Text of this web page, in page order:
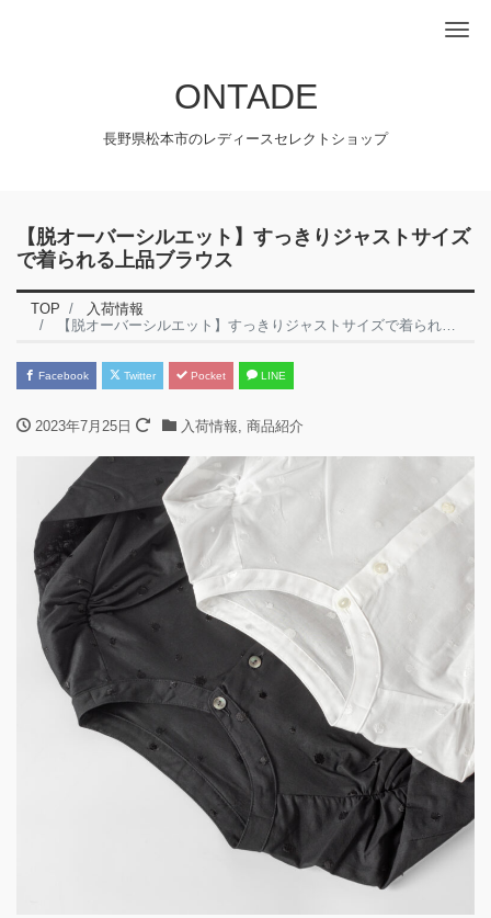
ONTADE
長野県松本市のレディースセレクトショップ
【脱オーバーシルエット】すっきりジャストサイズ
で着られる上品ブラウス
TOP
入荷情報
【脱オーバーシルエット】すっきりジャストサイズで着られる上品ブラウス
Facebook Twitter Pocket LINE
2023年7月25日 入荷情報, 商品紹介